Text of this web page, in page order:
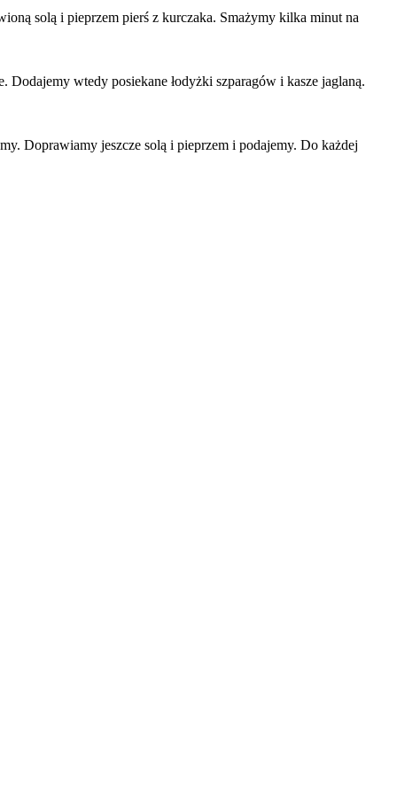
solą i pieprzem pierś z kurczaka. Smażymy kilka minut na
wtedy posiekane łodyżki szparagów i kasze jaglaną.
Doprawiamy jeszcze solą i pieprzem i podajemy. Do każdej